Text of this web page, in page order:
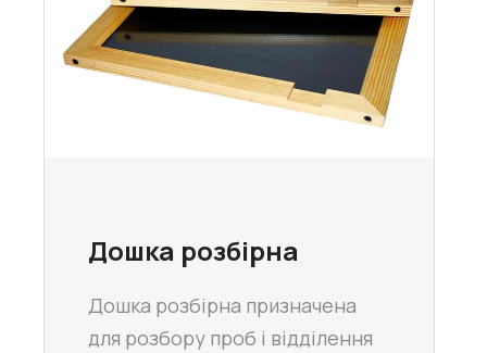
Дошка розбірна
Дошка розбірна призначена
для розбору проб і відділення